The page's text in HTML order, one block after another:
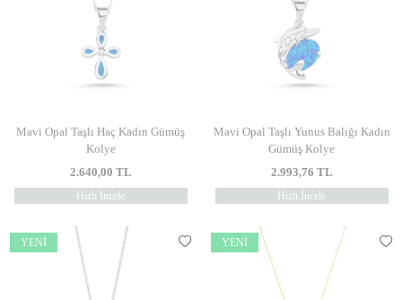
Mavi Opal Taşlı Haç Kadın Gümüş
Kolye
2.640,00 TL
Hızlı İncele
Mavi Opal Taşlı Yunus Balığı Kadın
Gümüş Kolye
2.993,76 TL
Hızlı İncele
YENI YENI